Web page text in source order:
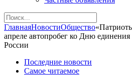
ГлавнаяНовостиОбщество
апреле автопробег ко Дню
России
Последние новости
Самое читаемое